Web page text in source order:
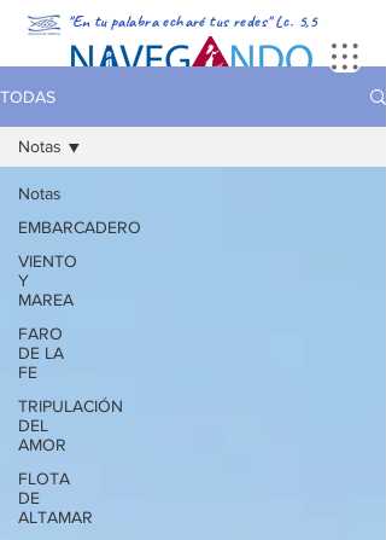
"En tu palabra echaré tus redes" Lc. 5,5
PORTADA
TODAS
Notas
EMBARCADERO
VIENTO
Y
MAREA
FARO
DE LA
FE
TRIPULACIÓN
DEL
AMOR
FLOTA
DE
ALTAMAR
Notas